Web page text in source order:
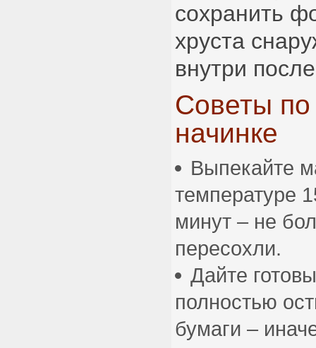
сохранить
хруста
внутри
Советы
начинке
Выпекайте
температуре
минут – не
пересохли.
Дайте
полностью
бумаги –